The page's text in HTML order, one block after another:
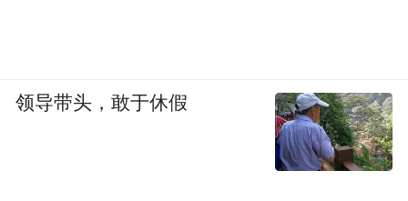
领导带头，敢于休假